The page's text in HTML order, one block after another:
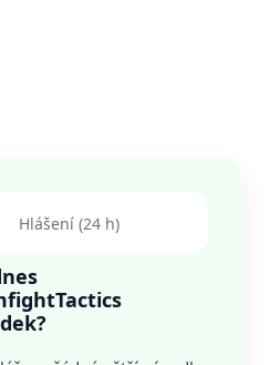
Hlášení (24 h)